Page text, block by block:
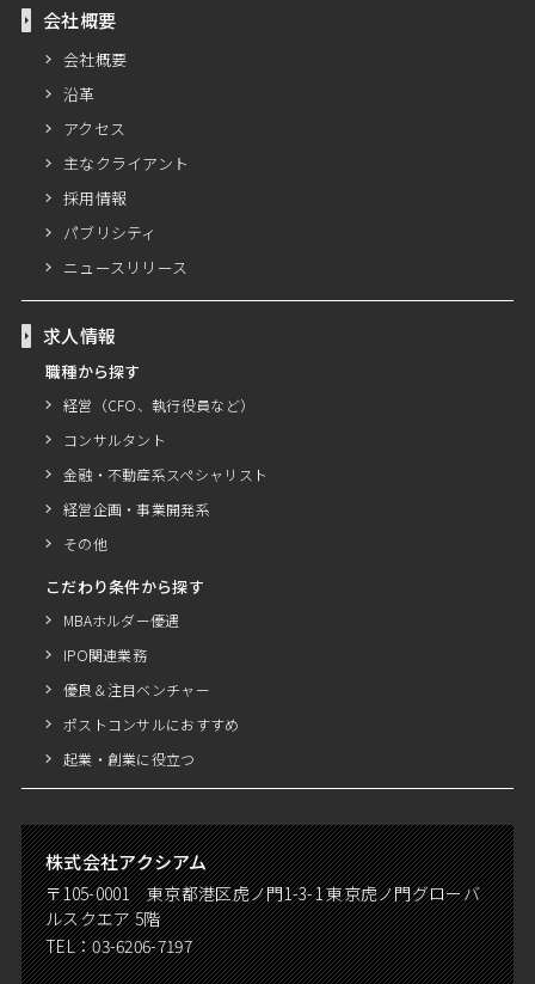
会社概要
会社概要
沿革
アクセス
主なクライアント
採用情報
パブリシティ
ニュースリリース
求人情報
職種から探す
経営（CFO、執行役員など）
コンサルタント
金融・不動産系スペシャリスト
経営企画・事業開発系
その他
こだわり条件から探す
MBAホルダー優遇
IPO関連業務
優良＆注目ベンチャー
ポストコンサルにおすすめ
起業・創業に役立つ
株式会社アクシアム
〒105-0001 東京都港区虎ノ門1-3-1 東京虎ノ門グローバ
ルスクエア 5階
TEL：03-6206-7197